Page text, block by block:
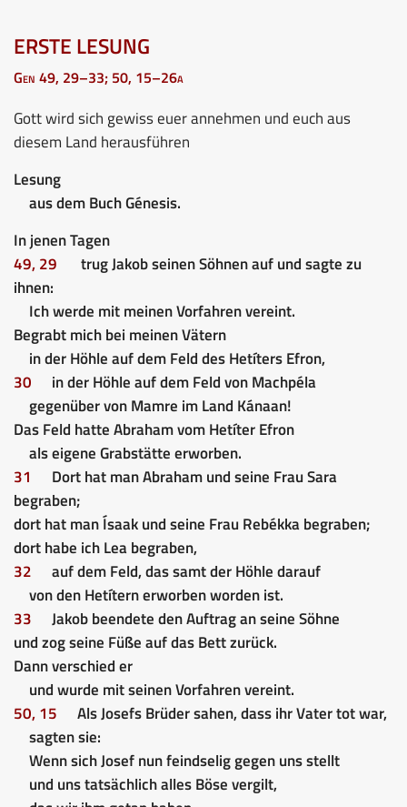
ERSTE LESUNG
Gen 49, 29–33; 50, 15–26a
Gott wird sich gewiss euer annehmen und euch aus
diesem Land herausführen
Lesung
aus dem Buch Génesis.
In jenen Tagen
49, 29
trug Jakob seinen Söhnen auf und sagte zu
ihnen:
Ich werde mit meinen Vorfahren vereint.
Begrabt mich bei meinen Vätern
in der Höhle auf dem Feld des Hetíters Efron,
30
in der Höhle auf dem Feld von Machpéla
gegenüber von Mamre im Land Kánaan!
Das Feld hatte Abraham vom Hetíter Efron
als eigene Grabstätte erworben.
31
Dort hat man Abraham und seine Frau Sara
begraben;
dort hat man Ísaak und seine Frau Rebékka begraben;
dort habe ich Lea begraben,
32
auf dem Feld, das samt der Höhle darauf
von den Hetítern erworben worden ist.
33
Jakob beendete den Auftrag an seine Söhne
und zog seine Füße auf das Bett zurück.
Dann verschied er
und wurde mit seinen Vorfahren vereint.
50, 15
Als Josefs Brüder sahen, dass ihr Vater tot war,
sagten sie:
Wenn sich Josef nun feindselig gegen uns stellt
und uns tatsächlich alles Böse vergilt,